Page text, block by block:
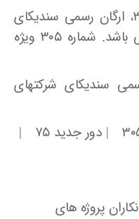
ماهنامه پیام آبادگران شماره ۳۰۵، ارگان رسمی سندیکای
شرکت های ساختمانی ایران می باشد. شماره ۳۰۵ ویژه
سندیکای شرکتهای
پروژه های